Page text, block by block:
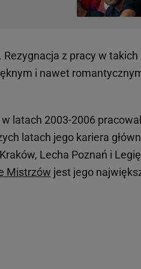
z pracy w takich
i nawet
latach 2003-2006
latach jego kariera
Lecha Poznań i Legię
Mistrzów jest jego